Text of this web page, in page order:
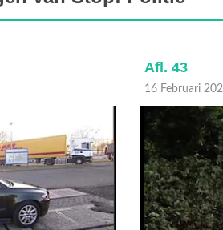
Afl. 43
16 Februari